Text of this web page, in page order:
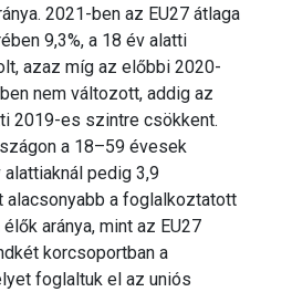
2021-ben az EU27 átlaga
9,3%, a 18 év alatti
azaz míg az előbbi 2020-
nem változott, addig az
2019-es szintre csökkent.
a 18–59 évesek
alattiaknál pedig 3,9
alacsonyabb a foglalkoztatott
aránya, mint az EU27
korcsoportban a
foglaltuk el az uniós